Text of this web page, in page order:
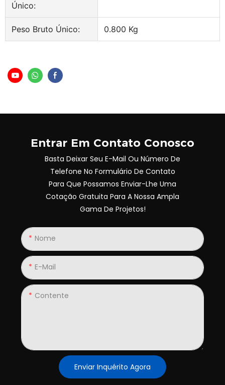
Único:
Peso Bruto Único: 0.800 Kg
Entrar Em Contato Conosco
Basta Deixar Seu E-Mail Ou Número De
Telefone No Formulário De Contato
Para Que Possamos Enviar-Lhe Uma
Cotação Gratuita Para A Nossa Ampla
Gama De Projetos!
Nome
E-Mail
Contente
Enviar Inquérito Agora